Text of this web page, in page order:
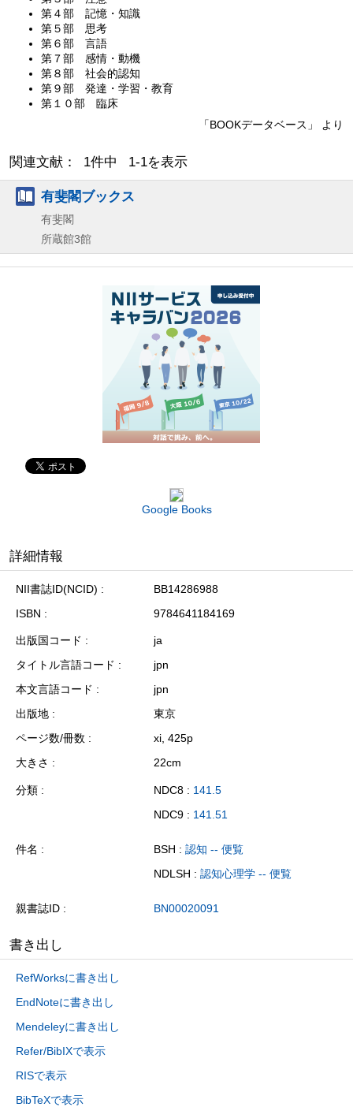
第４部 記憶・知識
第５部 思考
第６部 言語
第７部 感情・動機
第８部 社会的認知
第９部 発達・学習・教育
第１０部 臨床
「BOOKデータベース」 より
関連文献： 1件中 1-1を表示
有斐閣ブックス
有斐閣
所蔵館3館
Google Books
詳細情報
NII書誌ID(NCID)
BB14286988
ISBN
9784641184169
出版国コード
ja
タイトル言語コード
jpn
本文言語コード
jpn
出版地
東京
ページ数/冊数
xi, 425p
大きさ
22cm
分類 NDC8 : 141.5
NDC9 : 141.51
件名 BSH : 認知 -- 便覧
NDLSH : 認知心理学 -- 便覧
親書誌ID BN00020091
書き出し
RefWorksに書き出し
EndNoteに書き出し
Mendeleyに書き出し
Refer/BibIXで表示
RISで表示
BibTeXで表示